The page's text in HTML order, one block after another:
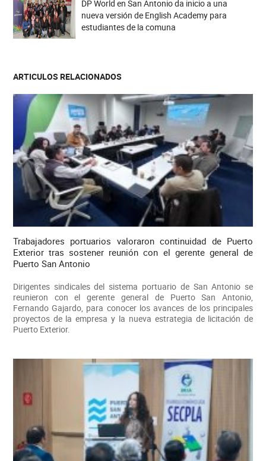
DP World en San Antonio da inicio a una
nueva versión de English Academy para
estudiantes de la comuna
ARTICULOS RELACIONADOS
Trabajadores portuarios valoraron continuidad de Puerto
Exterior tras sostener reunión con el gerente general de
Puerto San Antonio
Dirigentes sindicales del sistema portuario de San Antonio se
reunieron con el gerente general de Puerto San Antonio,
Fernando Gajardo, para conocer los avances de los principales
proyectos de la empresa y la nueva estrategia de licitación de
Puerto Exterior.